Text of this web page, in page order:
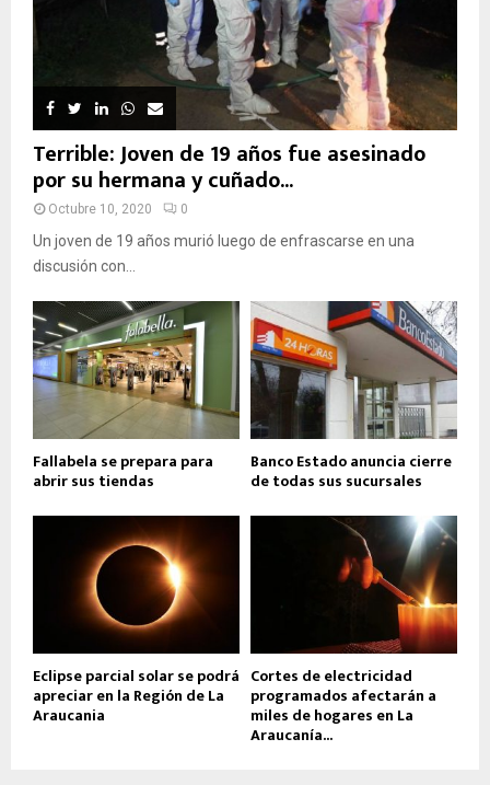
Terrible: Joven de 19 años fue asesinado
por su hermana y cuñado...
Octubre 10, 2020 0
Un joven de 19 años murió luego de enfrascarse en una
discusión con...
Fallabela se prepara para
abrir sus tiendas
Banco Estado anuncia cierre
de todas sus sucursales
Eclipse parcial solar se podrá
apreciar en la Región de La
Araucania
Cortes de electricidad
programados afectarán a
miles de hogares en La
Araucanía...